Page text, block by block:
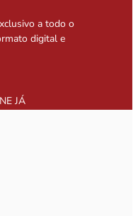
a todo o
digital e
JÁ